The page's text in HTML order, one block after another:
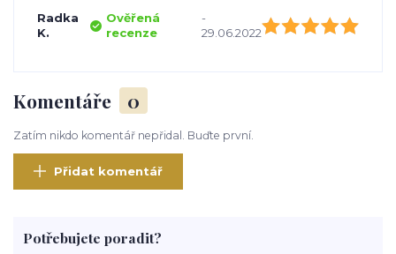
Radka
K.
Ověřená
recenze
-
29.06.2022
Komentáře 0
Zatím nikdo komentář nepřidal. Buďte první.
Přidat komentář
Potřebujete poradit?